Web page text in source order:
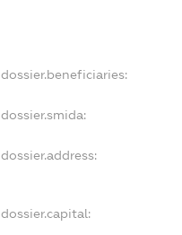
dossier.beneficiaries:
dossier.smida:
dossier.address:
dossier.capital: